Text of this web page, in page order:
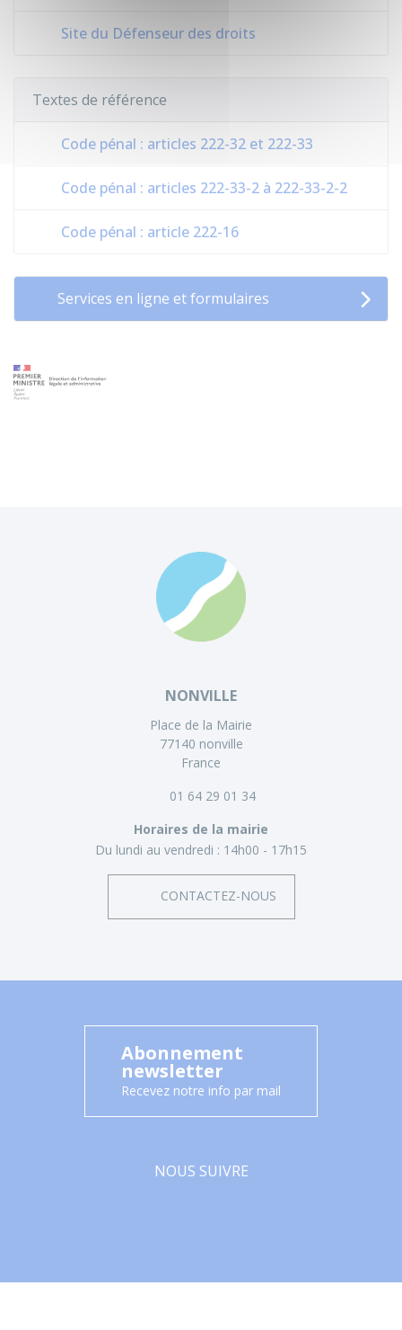
Site du Défenseur des droits
Textes de référence
Code pénal : articles 222-32 et 222-33
Code pénal : articles 222-33-2 à 222-33-2-2
Code pénal : article 222-16
Services en ligne et formulaires
NONVILLE
Place de la Mairie
77140 nonville
France
01 64 29 01 34
Horaires de la mairie
Du lundi au vendredi : 14h00 - 17h15
CONTACTEZ-NOUS
Abonnement
newsletter
Recevez notre info par mail
NOUS SUIVRE